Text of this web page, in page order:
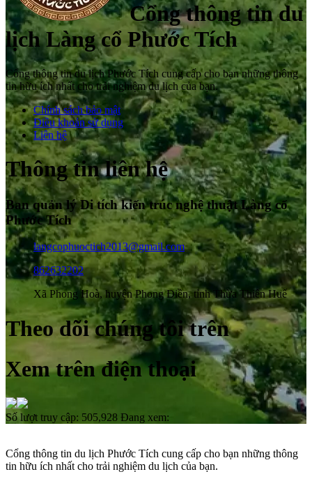
Cổng thông tin du
lịch Làng cổ Phước Tích
Cổng thông tin du lịch Phước Tích cung cấp cho bạn những thông
tin hữu ích nhất cho trải nghiệm du lịch của bạn.
Chính sách bảo mật
Điều khoản sử dụng
Liên hệ
Thông tin liên hệ
Ban quản lý Di tích kiến trúc nghệ thuật Làng cổ
Phước Tích
langcophuoctich2013@gmail.com
862632202
Xã Phong Hoà, huyện Phong Điền, tỉnh Thừa Thiên Huế
Theo dõi chúng tôi trên
Xem trên điện thoại
Số lượt truy cập: 505,928 Đang xem:
Cổng thông tin du lịch Phước Tích cung cấp cho bạn những thông
tin hữu ích nhất cho trải nghiệm du lịch của bạn.